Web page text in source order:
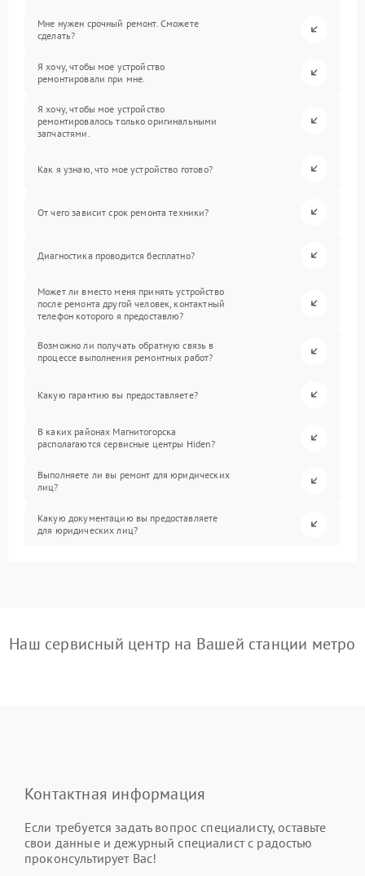
Мне нужен срочный ремонт. Сможете
сделать?
Я хочу, чтобы мое устройство
ремонтировали при мне.
Я хочу, чтобы мое устройство
ремонтировалось только оригинальными
запчастями.
Как я узнаю, что мое устройство готово?
От чего зависит срок ремонта техники?
Диагностика проводится бесплатно?
Может ли вместо меня принять устройство
после ремонта другой человек, контактный
телефон которого я предоставлю?
Возможно ли получать обратную связь в
процессе выполнения ремонтных работ?
Какую гарантию вы предоставляете?
В каких районах Магнитогорска
располагаются сервисные центры Hiden?
Выполняете ли вы ремонт для юридических
лиц?
Какую документацию вы предоставляете
для юридических лиц?
Наш сервисный центр на Вашей станции метро
Контактная информация
Если требуется задать вопрос специалисту, оставьте
свои данные и дежурный специалист с радостью
проконсультирует Вас!